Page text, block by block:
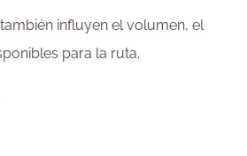
influyen el volumen, el
para la ruta.